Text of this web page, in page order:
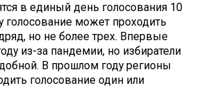
в единый день голосования 10
голосование может проходить
но не более трех. Впервые
из-за пандемии, но избиратели
В прошлом году регионы
голосование один или